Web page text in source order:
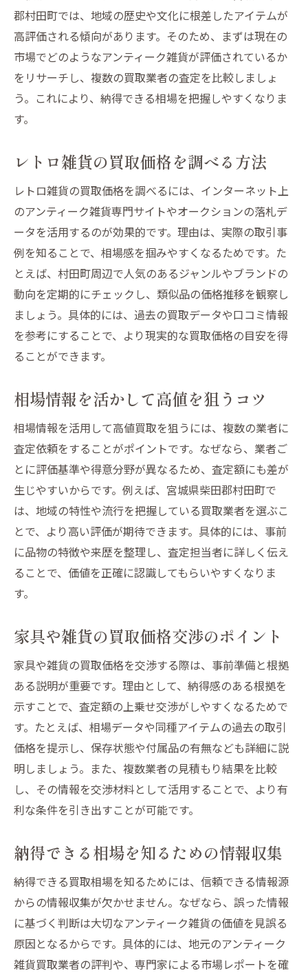
郡村田町では、地域の歴史や文化に根差したアイテムが
高評価される傾向があります。そのため、まずは現在の
市場でどのようなアンティーク雑貨が評価されているか
をリサーチし、複数の買取業者の査定を比較しましょ
う。これにより、納得できる相場を把握しやすくなりま
す。
レトロ雑貨の買取価格を調べる方法
レトロ雑貨の買取価格を調べるには、インターネット上
のアンティーク雑貨専門サイトやオークションの落札デ
ータを活用するのが効果的です。理由は、実際の取引事
例を知ることで、相場感を掴みやすくなるためです。た
とえば、村田町周辺で人気のあるジャンルやブランドの
動向を定期的にチェックし、類似品の価格推移を観察し
ましょう。具体的には、過去の買取データや口コミ情報
を参考にすることで、より現実的な買取価格の目安を得
ることができます。
相場情報を活かして高値を狙うコツ
相場情報を活用して高値買取を狙うには、複数の業者に
査定依頼をすることがポイントです。なぜなら、業者ご
とに評価基準や得意分野が異なるため、査定額にも差が
生じやすいからです。例えば、宮城県柴田郡村田町で
は、地域の特性や流行を把握している買取業者を選ぶこ
とで、より高い評価が期待できます。具体的には、事前
に品物の特徴や来歴を整理し、査定担当者に詳しく伝え
ることで、価値を正確に認識してもらいやすくなりま
す。
家具や雑貨の買取価格交渉のポイント
家具や雑貨の買取価格を交渉する際は、事前準備と根拠
ある説明が重要です。理由として、納得感のある根拠を
示すことで、査定額の上乗せ交渉がしやすくなるためで
す。たとえば、相場データや同種アイテムの過去の取引
価格を提示し、保存状態や付属品の有無なども詳細に説
明しましょう。また、複数業者の見積もり結果を比較
し、その情報を交渉材料として活用することで、より有
利な条件を引き出すことが可能です。
納得できる相場を知るための情報収集
納得できる買取相場を知るためには、信頼できる情報源
からの情報収集が欠かせません。なぜなら、誤った情報
に基づく判断は大切なアンティーク雑貨の価値を見誤る
原因となるからです。具体的には、地元のアンティーク
雑貨買取業者の評判や、専門家による市場レポートを確